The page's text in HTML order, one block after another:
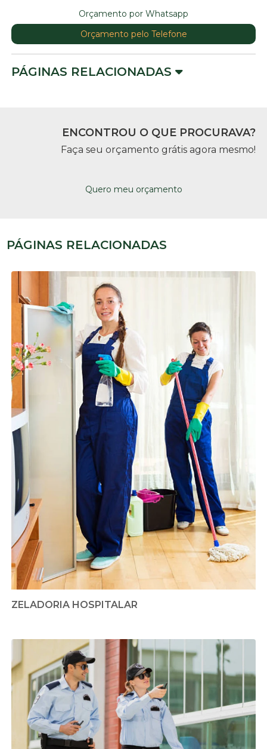
Orçamento por Whatsapp
Orçamento pelo Telefone
PÁGINAS RELACIONADAS
ENCONTROU O QUE PROCURAVA?
Faça seu orçamento grátis agora mesmo!
Quero meu orçamento
PÁGINAS RELACIONADAS
ZELADORIA HOSPITALAR